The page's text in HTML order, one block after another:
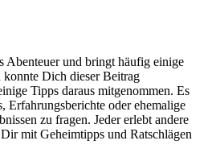
Abenteuer und bringt häufig einige
Dich dieser Beitrag
Tipps daraus mitgenommen. Es
Erfahrungsberichte oder ehemalige
zu fragen. Jeder erlebt andere
mit Geheimtipps und Ratschlägen